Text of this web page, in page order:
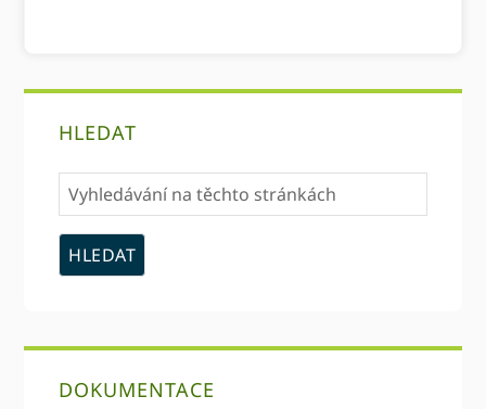
HLEDAT
Vyhledávání
na
těchto
stránkách
DOKUMENTACE